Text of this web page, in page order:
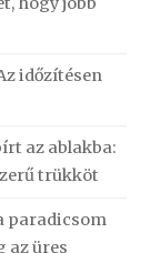
időzítésen
az ablakba:
trükköt
paradicsom
az üres